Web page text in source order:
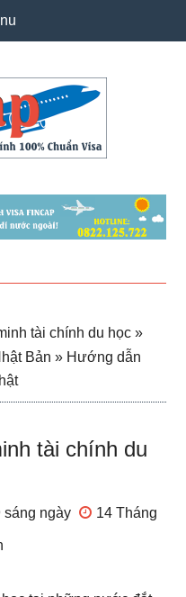
tài chính du học »
Bản » Hướng dẫn
tài chính du
sáng ngày 14 Tháng